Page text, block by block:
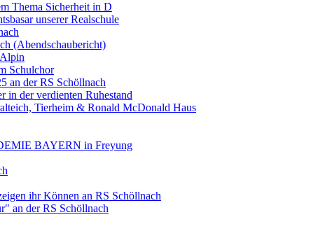
Thema Sicherheit in D
unserer Realschule
(Abendschaubericht)
Schulchor
an der RS Schöllnach
in der verdienten Ruhestand
Tierheim & Ronald McDonald Haus
BAYERN in Freyung
ihr Können an RS Schöllnach
an der RS Schöllnach